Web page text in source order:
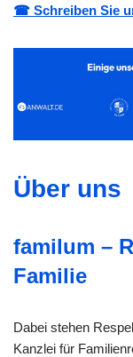
☎ Schreiben Sie
Über uns
familum –
Familie
Dabei stehen
Kanzlei für